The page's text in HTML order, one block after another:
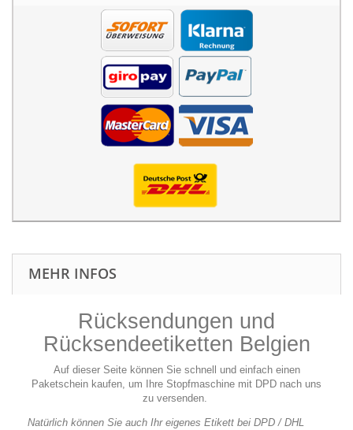
MEHR INFOS
Rücksendungen und
Rücksendeetiketten Belgien
Auf dieser Seite können Sie schnell und einfach einen
Paketschein kaufen, um Ihre Stopfmaschine mit DPD nach uns
zu versenden.
Natürlich können Sie auch Ihr eigenes Etikett bei DPD / DHL